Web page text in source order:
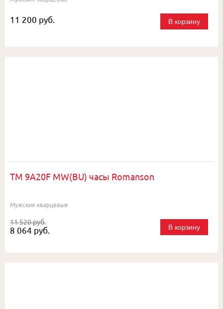
11 200 руб. В корзину
TM 9A20F MW(BU) часы Romanson
Мужские кварцевые
11 520 руб.
8 064 руб. В корзину